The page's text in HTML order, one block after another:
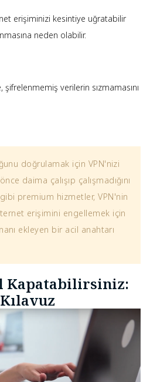
erişiminizi kesintiye uğratabilir
neden olabilir.
şifrelenmemiş verilerin sızmamasını
doğrulamak için VPN'nizi
daima çalışıp çalışmadığını
gibi premium hizmetler, VPN'nin
erişimini engellemek için
ekleyen bir acil anahtarı
Kapatabilirsiniz: